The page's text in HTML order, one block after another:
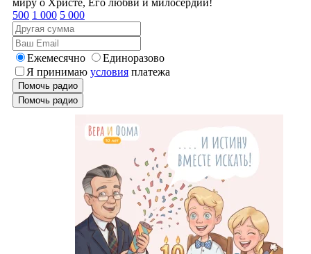
миру о Христе, Его любви и милосердии!
500 1 000 5 000
Ежемесячно
Единоразово
Я принимаю условия платежа
Помочь радио
Помочь радио